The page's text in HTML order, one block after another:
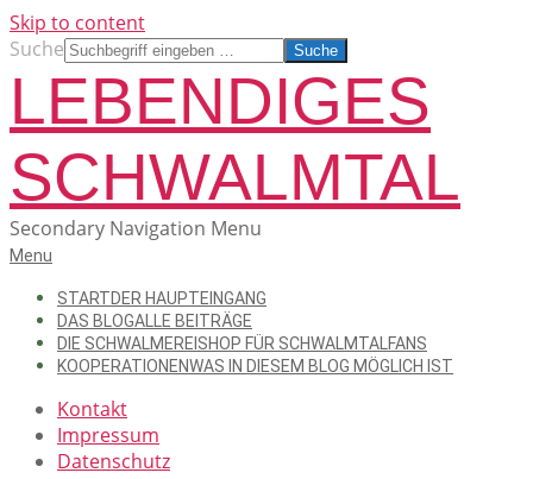
Skip to content
Suche
LEBENDIGES
SCHWALMTAL
Secondary Navigation Menu
Menu
STARTDER HAUPTEINGANG
DAS BLOGALLE BEITRÄGE
DIE SCHWALMEREI SHOP FÜR SCHWALMTALFANS
KOOPERATIONENWAS IN DIESEM BLOG MÖGLICH IST
Kontakt
Impressum
Datenschutz